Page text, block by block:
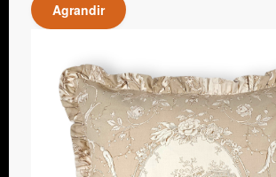
Agrandir